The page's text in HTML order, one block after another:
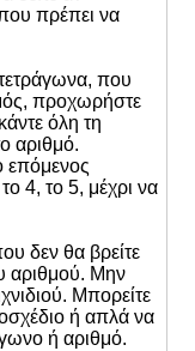
πρέπει να
που
προχωρήστε
όλη τη
αριθμό.
επόμενος
4, το 5, μέχρι να
δεν θα βρείτε
αριθμού. Μην
Μπορείτε
ή απλά να
ή αριθμό.